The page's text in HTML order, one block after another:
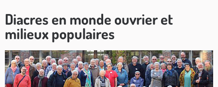
Diacres en monde ouvrier et
milieux populaires